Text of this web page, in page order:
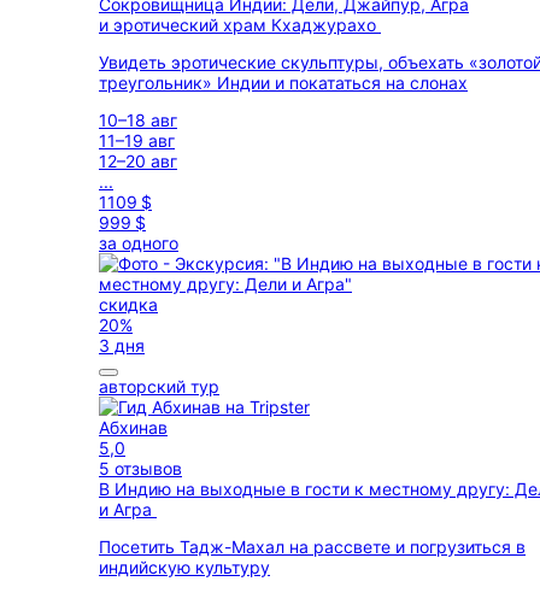
Сокровищница Индии: Дели, Джайпур, Агра
и эротический храм Кхаджурахо
Увидеть эротические скульптуры, объехать
треугольник» Индии и покататься на слонах
10–18 авг
11–19 авг
12–20 авг
...
1109 $
999 $
за одного
скидка
20%
3 дня
авторский тур
Абхинав
5,0
5 отзывов
В Индию на выходные в гости к местному другу:
и Агра
Посетить Тадж-Махал на рассвете и погрузиться в
индийскую культуру